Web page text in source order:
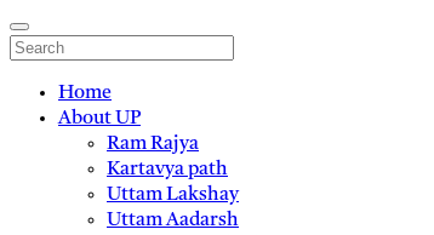
Home
About UP
Ram Rajya
Kartavya path
Uttam Lakshay
Uttam Aadarsh